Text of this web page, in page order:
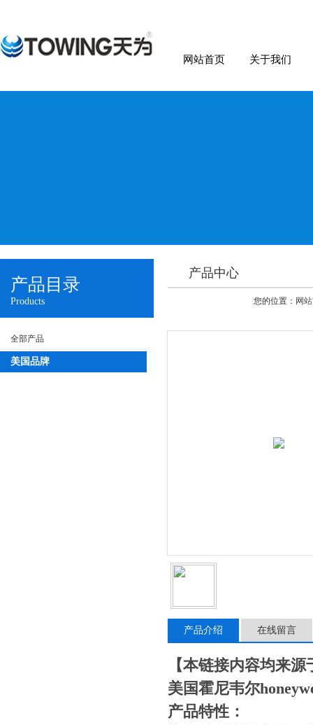
网站首页 关于我们
产品目录
Products
全部产品
美国品牌
产品中心
您的位置： 网
产品介绍 在线留言
【本链接内容均来
美国霍尼韦尔
产品特性：